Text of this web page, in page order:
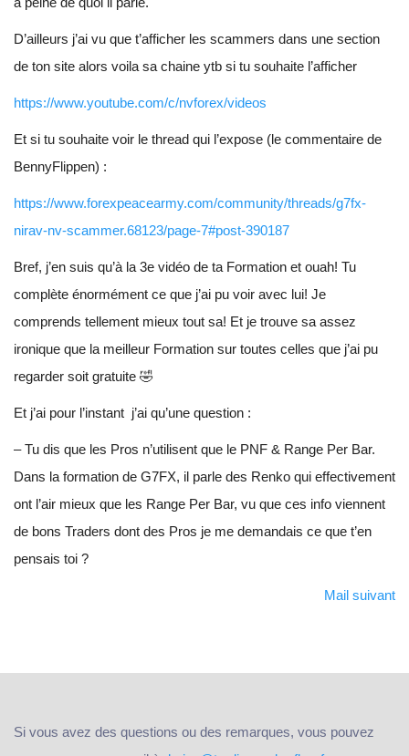
D’ailleurs j’ai vu que t’afficher les scammers dans une section
de ton site alors voila sa chaine ytb si tu souhaite l’afficher
https://www.youtube.com/c/nvforex/videos
Et si tu souhaite voir le thread qui l’expose (le commentaire de
BennyFlippen) :
https://www.forexpeacearmy.com/community/threads/g7fx-
nirav-nv-scammer.68123/page-7#post-390187
Bref, j’en suis qu’à la 3e vidéo de ta Formation et ouah! Tu
complète énormément ce que j’ai pu voir avec lui! Je
comprends tellement mieux tout sa! Et je trouve sa assez
ironique que la meilleur Formation sur toutes celles que j’ai pu
regarder soit gratuite 🤣
Et j’ai pour l’instant j’ai qu’une question :
– Tu dis que les Pros n’utilisent que le PNF & Range Per Bar.
Dans la formation de G7FX, il parle des Renko qui effectivement
ont l’air mieux que les Range Per Bar, vu que ces info viennent
de bons Traders dont des Pros je me demandais ce que t’en
pensais toi ?
Mail suivant
Si vous avez des questions ou des remarques, vous pouvez